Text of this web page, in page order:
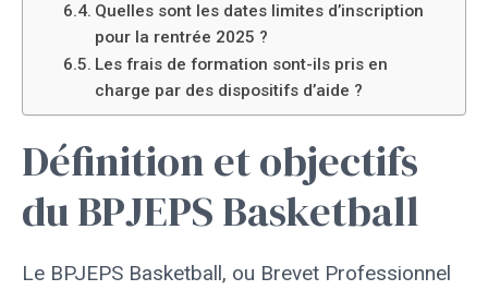
Quelles sont les dates limites d’inscription
pour la rentrée 2025 ?
Les frais de formation sont-ils pris en
charge par des dispositifs d’aide ?
Définition et objectifs
du BPJEPS Basketball
Le BPJEPS Basketball, ou Brevet Professionnel